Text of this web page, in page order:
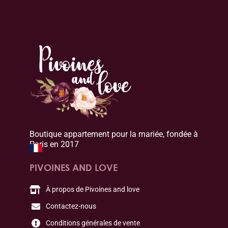
Boutique appartement pour la mariée, fondée à
Paris en 2017
PIVOINES AND LOVE
À propos de Pivoines and love
Contactez-nous
Conditions générales de vente